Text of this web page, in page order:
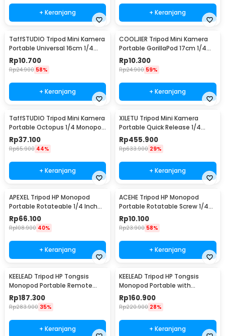
+ Keranjang + Keranjang
TaffSTUDIO Tripod Mini Kamera
Portable Universal 16cm 1/4
Monopod - CP-GP264
Rp10.700
Rp24.900 58%
+ Keranjang
COOLJIER Tripod Mini Kamera
Portable GorillaPod 17cm 1/4
Monopod - XTK75
Rp10.300
Rp24.900 59%
+ Keranjang
TaffSTUDIO Tripod Mini Kamera
Portable Octopus 1/4 Monopod
300mm - B07
Rp37.100
Rp65.900 44%
+ Keranjang
XILETU Tripod Mini Kamera
Portable Quick Release 1/4
Monopod 54cm - FM5S-MINI
Rp455.900
Rp633.900 29%
+ Keranjang
APEXEL Tripod HP Monopod
Portable Rotateable 1/4 Inch
Screw - APL-JJ08
Rp66.100
Rp108.900 40%
+ Keranjang
ACEHE Tripod HP Monopod
Portable Rotatable Screw 1/4
Inch with Holder - K-518
Rp10.100
Rp23.900 58%
+ Keranjang
KEELEAD Tripod HP Tongsis
Monopod Portable Remote
Bluetooth Fill Light - L16
Rp187.300
Rp283.900 35%
+ Keranjang
KEELEAD Tripod HP Tongsis
Monopod Portable with
Remote Bluetooth - L16
Rp160.900
Rp220.900 28%
+ Keranjang